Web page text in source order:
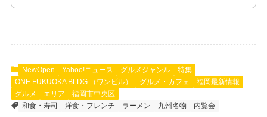
NewOpen Yahoo!ニュース グルメジャンル
特集
ONE FUKUOKA BLDG.（ワンビル）
グルメ・カフェ
福岡最新情報
グルメ
エリア
福岡市中央区
和食・寿司
洋食・フレンチ ラーメン 九州名物 内覧会